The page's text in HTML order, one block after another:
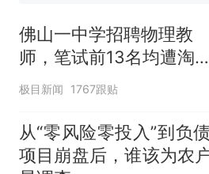
么？
费大厨“全国
号，仅凭视
男子上山采
140多朵
美国渔民钓
回大海 目击
佛山一中学招聘物理教
师，笔试前13名均遭淘
汰？教育局：已叫停招
极目新闻 1767跟贴
从“零风险零投入”到负
项目崩盘后，谁该为农